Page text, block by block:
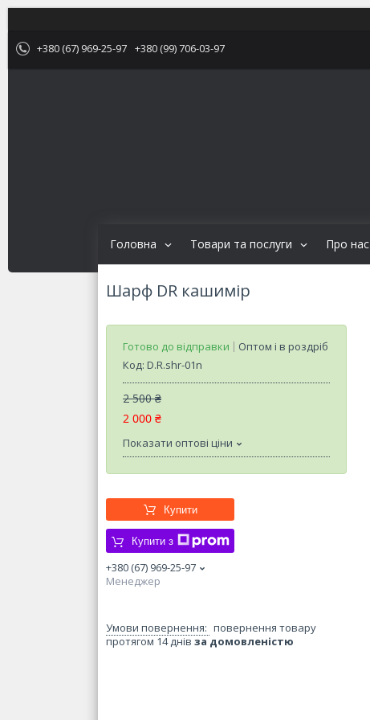
+380 (67) 969-25-97 +380 (99) 706-03-97
Головна Товари та послуги Про нас
Шарф DR кашимір
Готово до відправки
Оптом і в роздріб
Код: D.R.shr-01n
2 500 ₴
2 000 ₴
Показати оптові ціни
Купити
Купити з
+380 (67) 969-25-97
Менеджер
повернення товару
протягом 14 днів за домовленістю